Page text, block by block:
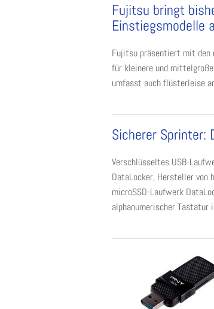
Fujitsu bringt
Einstiegsmodelle
Fujitsu präsentiert mit den
für kleinere und
umfasst auch flüsterleise
Sicherer Sprinter:
Verschlüsseltes USB-
DataLocker, Hersteller von
microSSD-Laufwerk
alphanumerischer Tastatur